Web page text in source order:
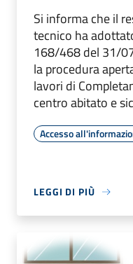
Si informa che il
tecnico ha
168/468 del 31/
la procedura
lavori di
centro abitato e
Accesso
LEGGI DI PIÙ